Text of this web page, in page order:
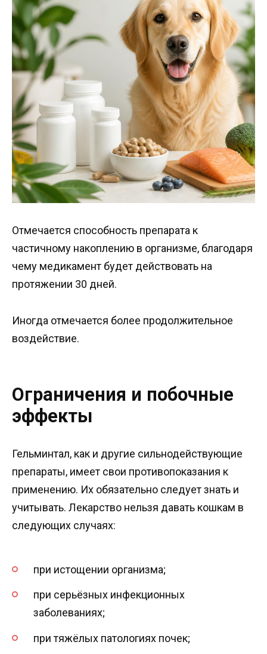
Отмечается способность препарата к
частичному накоплению в организме, благодаря
чему медикамент будет действовать на
протяжении 30 дней.
Иногда отмечается более продолжительное
воздействие.
Ограничения и побочные
эффекты
Гельминтал, как и другие сильнодействующие
препараты, имеет свои противопоказания к
применению. Их обязательно следует знать и
учитывать. Лекарство нельзя давать кошкам в
следующих случаях:
при истощении организма;
при серьёзных инфекционных
заболеваниях;
при тяжёлых патологиях почек;